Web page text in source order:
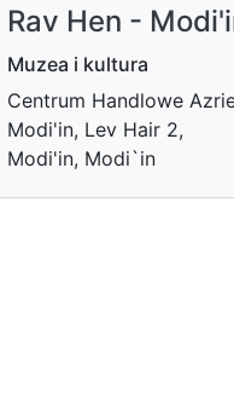
Rav Hen -
Muzea i kultura
Centrum Handlowe
Modi'in, Lev Hair 2,
Modi'in, Modi`in